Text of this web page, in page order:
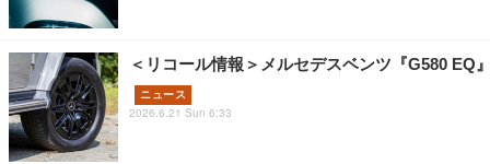
＜リコール情報＞メルセデスベンツ『G580 EQ
ニュース
2026.6.21 Sun 6:33